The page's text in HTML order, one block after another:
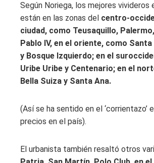
Según Noriega, los mejores vivideros
están en las zonas del centro-
ciudad, como Teusaquillo,
Pablo IV, en el oriente, como Santa
y Bosque Izquierdo; en el
Uribe Uribe y Centenario; en el
Bella Suiza y Santa Ana.
(Así se ha sentido en el ‘corrientazo’
precios en el país).
El urbanista también resaltó otros